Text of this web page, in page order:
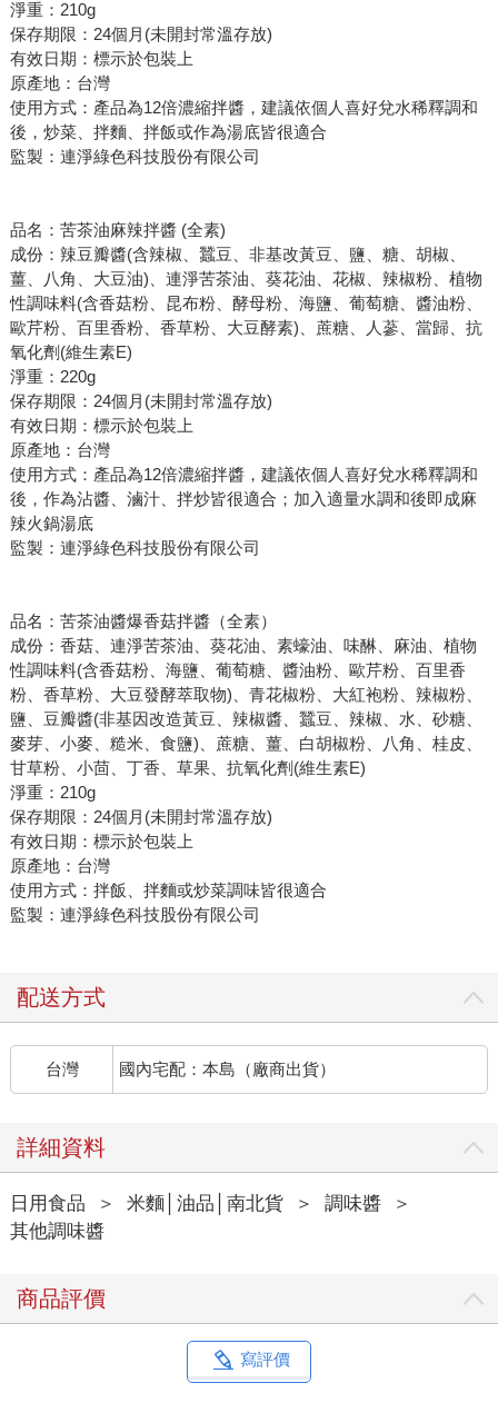
淨重：210g
保存期限：24個月(未開封常溫存放)
有效日期：標示於包裝上
原產地：台灣
使用方式：產品為12倍濃縮拌醬，建議依個人喜好兌水稀釋調和
後，炒菜、拌麵、拌飯或作為湯底皆很適合
監製：連淨綠色科技股份有限公司
品名：苦茶油麻辣拌醬 (全素)
成份：辣豆瓣醬(含辣椒、蠶豆、非基改黃豆、鹽、糖、胡椒、
薑、八角、大豆油)、連淨苦茶油、葵花油、花椒、辣椒粉、植物
性調味料(含香菇粉、昆布粉、酵母粉、海鹽、葡萄糖、醬油粉、
歐芹粉、百里香粉、香草粉、大豆酵素)、蔗糖、人蔘、當歸、抗
氧化劑(維生素E)
淨重：220g
保存期限：24個月(未開封常溫存放)
有效日期：標示於包裝上
原產地：台灣
使用方式：產品為12倍濃縮拌醬，建議依個人喜好兌水稀釋調和
後，作為沾醬、滷汁、拌炒皆很適合；加入適量水調和後即成麻
辣火鍋湯底
監製：連淨綠色科技股份有限公司
品名：苦茶油醬爆香菇拌醬（全素）
成份：香菇、連淨苦茶油、葵花油、素蠔油、味醂、麻油、植物
性調味料(含香菇粉、海鹽、葡萄糖、醬油粉、歐芹粉、百里香
粉、香草粉、大豆發酵萃取物)、青花椒粉、大紅袍粉、辣椒粉、
鹽、豆瓣醬(非基因改造黃豆、辣椒醬、蠶豆、辣椒、水、砂糖、
麥芽、小麥、糙米、食鹽)、蔗糖、薑、白胡椒粉、八角、桂皮、
甘草粉、小茴、丁香、草果、抗氧化劑(維生素E)
淨重：210g
保存期限：24個月(未開封常溫存放)
有效日期：標示於包裝上
原產地：台灣
使用方式：拌飯、拌麵或炒菜調味皆很適合
監製：連淨綠色科技股份有限公司
配送方式
台灣 國內宅配：本島（廠商出貨）
詳細資料
日用食品 ＞ 米麵│油品│南北貨 ＞ 調味醬
＞
其他調味醬
商品評價
寫評價